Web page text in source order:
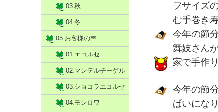
フサイズ
む手巻き
今年の節
舞妓さん
家で手作
今年の節
ぱいにな
03.秋
04.冬
05.お客様の声
01.エコルセ
02.マンデルチーゲル
03.ショコラエコルセ
04.モンロワ